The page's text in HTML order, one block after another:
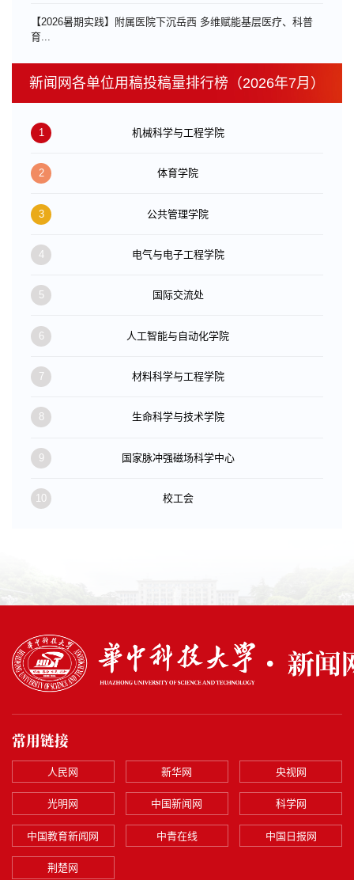
【2026暑期实践】附属医院下沉岳西 多维赋能基层医疗、科普
育...
新闻网各单位用稿投稿量排行榜（2026年7月）
1 机械科学与工程学院
2 体育学院
3 公共管理学院
4 电气与电子工程学院
5 国际交流处
6 人工智能与自动化学院
7 材料科学与工程学院
8 生命科学与技术学院
9 国家脉冲强磁场科学中心
10 校工会
常用链接
人民网 新华网 央视网
光明网 中国新闻网 科学网
中国教育新闻网 中青在线 中国日报网
荆楚网